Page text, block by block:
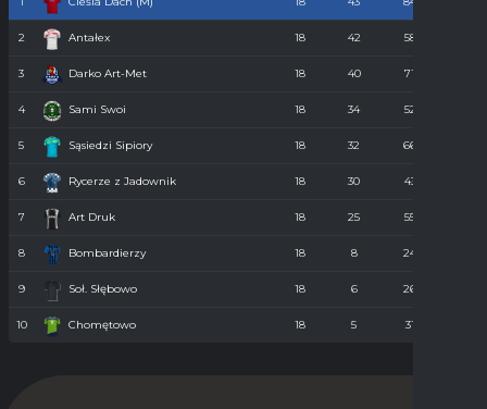
2 Antałex 18 42 58
3 Darko Art-Met 18 40 71
4 Sami Swoi 18 34 52
5 Sąsiedzi Sipiory 18 32 66
6 Rycerze z Jadownik 18 30 43
7 Art Druk 18 25 55
8 Bombardierzy 18 8 24
9 Soł. Słębowo 18 6 26
10 Chomętowo 18 5 31